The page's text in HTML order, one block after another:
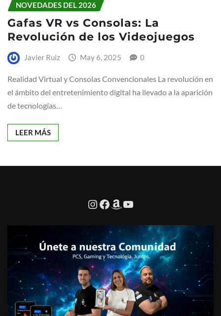
NOVEDADES DEL 2026
Gafas VR vs Consolas: La
Revolución de los Videojuegos
Javier Ruiz May 6, 2025 0
Realidad Virtual y Consolas Convencionales La revolución en
el ámbito del entretenimiento digital ha llevado a la aparición
de tecnologías…
LEER MÁS
Síguenos en Instagram
Facebook
Amazon
YouTube